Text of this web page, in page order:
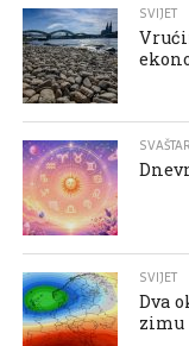
SVIJET
SVIJET
Dva
zimu